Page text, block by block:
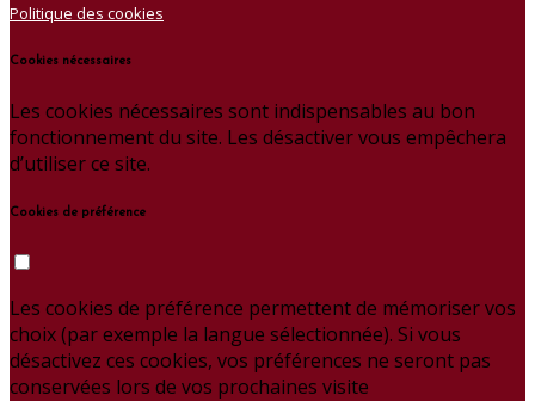
Politique des cookies
Cookies nécessaires
Les cookies nécessaires sont indispensables au bon
fonctionnement du site. Les désactiver vous empêchera
d’utiliser ce site.
Cookies de préférence
Les cookies de préférence permettent de mémoriser vos
choix (par exemple la langue sélectionnée). Si vous
désactivez ces cookies, vos préférences ne seront pas
conservées lors de vos prochaines visite